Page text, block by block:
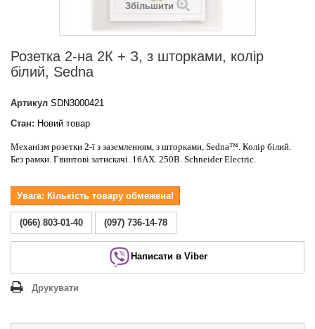
Збільшити
Розетка 2-на 2К + З, з шторками, колір
білий, Sedna
Артикул SDN3000421
Стан: Новий товар
Механізм розетки 2-ї з заземленням, з шторками, Sedna™. Колір білий.
Без рамки. Гвинтові затискачі. 16АХ. 250В. Schneider Electric.
Увага: Кількість товару обмежена!
(066) 803-01-40 (097) 736-14-78
Написати в Viber
Друкувати